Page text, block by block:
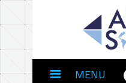
MENU